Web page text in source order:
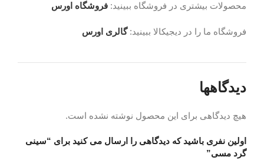
محصولات بیشتری در فروشگاه ببینید: فروشگاه اورس
فروشگاه ما را در دیجیکالا ببینید:گالری اورس
دیدگاهها
هیچ دیدگاهی برای این محصول نوشته نشده است.
اولین نفری باشید که دیدگاهی را ارسال می کنید برای “سینی
گرد مسی”